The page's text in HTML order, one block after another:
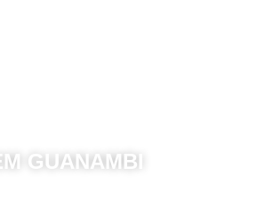
GUANAMBI